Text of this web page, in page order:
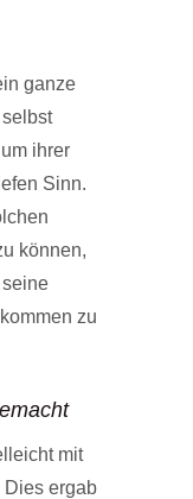
ganze
ihrer
Sinn.
können,
zu
mit
Dies ergab